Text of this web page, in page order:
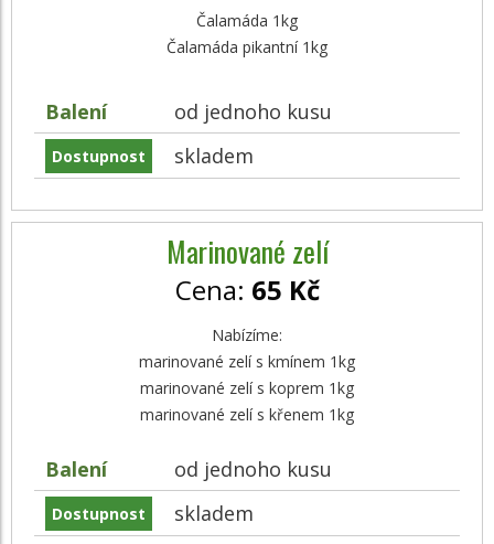
Čalamáda 1kg
Čalamáda pikantní 1kg
Balení od jednoho kusu
Dostupnost skladem
Marinované zelí
Cena: 65 Kč
Nabízíme:
marinované zelí s kmínem 1kg
marinované zelí s koprem 1kg
marinované zelí s křenem 1kg
Balení od jednoho kusu
Dostupnost skladem